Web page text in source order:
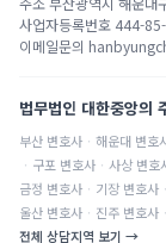
사업자등록번호 444-
이메일문의
법무법인 대한중앙의
부산 변호사 · 해운대 변호
· 구포 변호사 · 사상 변호
금정 변호사 · 기장 변호사 ·
울산 변호사 · 진주 변호사 ·
전체 상담지역 보기 →